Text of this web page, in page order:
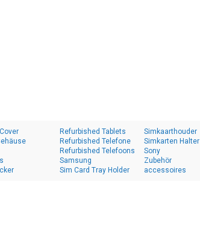
Refurbished Tablets
Refurbished Telefone
Refurbished Telefoons
Samsung
Sim Card Tray Holder
Simkaarthouder
Simkarten Halter
Sony
Zubehör
accessoires